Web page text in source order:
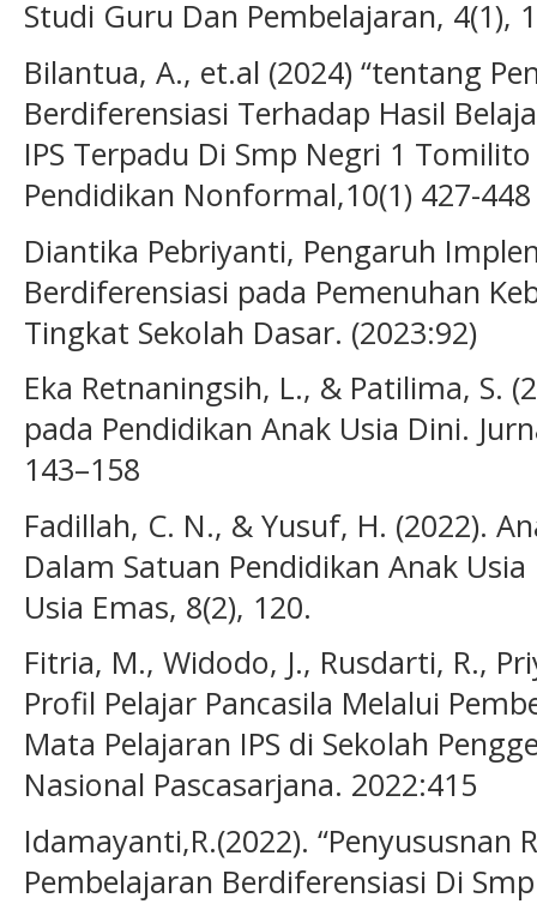
Studi Guru Dan Pembelajaran, 4(1),
Bilantua, A., et.al (2024) “tentang
Berdiferensiasi Terhadap Hasil
IPS Terpadu Di Smp Negri 1
Pendidikan Nonformal,10(1) 427-448
Diantika Pebriyanti, Pengaruh
Berdiferensiasi pada Pemenuhan
Tingkat Sekolah Dasar. (2023:92)
Eka Retnaningsih, L., & Patilima, S.
pada Pendidikan Anak Usia Dini.
143–158
Fadillah, C. N., & Yusuf, H. (2022).
Dalam Satuan Pendidikan Anak
Usia Emas, 8(2), 120.
Fitria, M., Widodo, J., Rusdarti, R.,
Profil Pelajar Pancasila Melalui
Mata Pelajaran IPS di Sekolah
Nasional Pascasarjana. 2022:415
Idamayanti,R.(2022). “Penyususnan
Pembelajaran Berdiferensiasi Di Smp